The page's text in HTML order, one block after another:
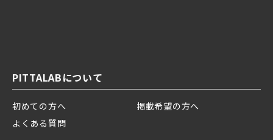
PITTALABについて
初めての方へ
掲載希望の方へ
よくある質問